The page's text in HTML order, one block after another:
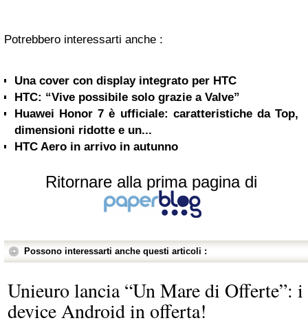
Potrebbero interessarti anche :
Una cover con display integrato per HTC
HTC: “Vive possibile solo grazie a Valve”
Huawei Honor 7 è ufficiale: caratteristiche da Top,
dimensioni ridotte e un...
HTC Aero in arrivo in autunno
Ritornare alla prima pagina di
Possono interessarti anche questi articoli :
Unieuro lancia “Un Mare di Offerte”: i
device Android in offerta!